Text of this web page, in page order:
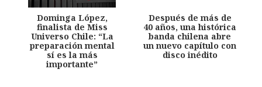
Dominga López,
finalista de Miss
Universo Chile: “La
preparación mental
sí es la más
importante”
Después de más de
40 años, una histórica
banda chilena abre
un nuevo capítulo con
disco inédito